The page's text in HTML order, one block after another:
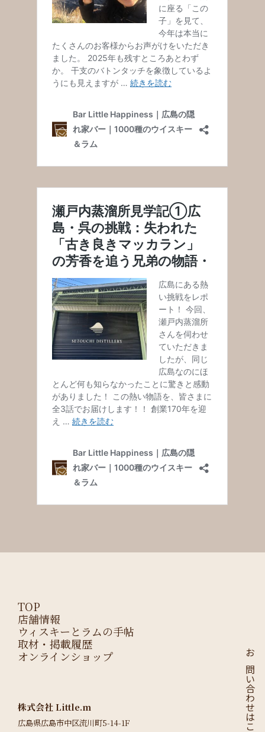
お問い合わせはこちら
TOP
店舗情報
ウィスキーとラムの手帖
取材・掲載履歴
オンラインショップ
株式会社 Little.m
広島県広島市中区流川町5-14-1F